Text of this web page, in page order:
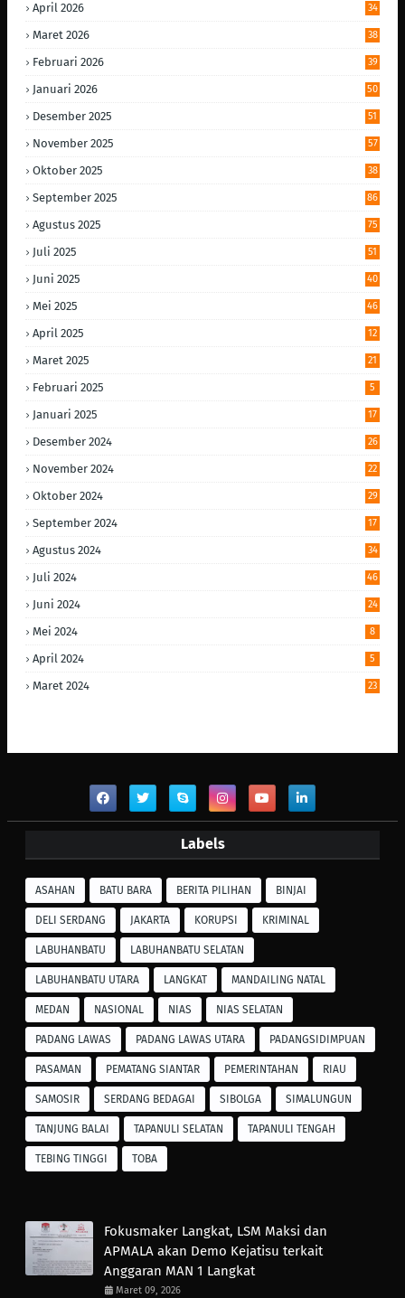
April 2026 34
Maret 2026 38
Februari 2026 39
Januari 2026 50
Desember 2025 51
November 2025 57
Oktober 2025 38
September 2025 86
Agustus 2025 75
Juli 2025 51
Juni 2025 40
Mei 2025 46
April 2025 12
Maret 2025 21
Februari 2025 5
Januari 2025 17
Desember 2024 26
November 2024 22
Oktober 2024 29
September 2024 17
Agustus 2024 34
Juli 2024 46
Juni 2024 24
Mei 2024 8
April 2024 5
Maret 2024 23
Labels
ASAHAN BATU BARA BERITA PILIHAN BINJAI
DELI SERDANG JAKARTA KORUPSI KRIMINAL
LABUHANBATU LABUHANBATU SELATAN
LABUHANBATU UTARA LANGKAT MANDAILING NATAL
MEDAN NASIONAL NIAS NIAS SELATAN
PADANG LAWAS PADANG LAWAS UTARA PADANGSIDIMPUAN
PASAMAN PEMATANG SIANTAR PEMERINTAHAN RIAU
SAMOSIR SERDANG BEDAGAI SIBOLGA SIMALUNGUN
TANJUNG BALAI TAPANULI SELATAN TAPANULI TENGAH
TEBING TINGGI TOBA
Fokusmaker Langkat, LSM Maksi dan
APMALA akan Demo Kejatisu terkait
Anggaran MAN 1 Langkat
Maret 09, 2026